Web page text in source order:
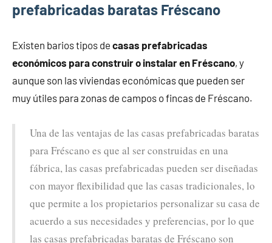
prefabricadas baratas Fréscano
Existen barios tipos de casas prefabricadas
económicos para construir o instalar en Fréscano, y
aunque son las viviendas económicas que pueden ser
muy útiles para zonas de campos o fincas de Fréscano.
Una de las ventajas de las casas prefabricadas baratas
para Fréscano es que al ser construidas en una
fábrica, las casas prefabricadas pueden ser diseñadas
con mayor flexibilidad que las casas tradicionales, lo
que permite a los propietarios personalizar su casa de
acuerdo a sus necesidades y preferencias, por lo que
las casas prefabricadas baratas de Fréscano son